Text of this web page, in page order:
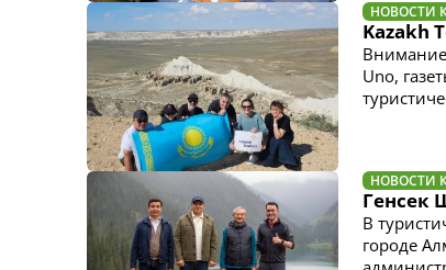
НОВОСТИ
Kazakh
Uno,
НОВОСТИ
Генсек
В
городе